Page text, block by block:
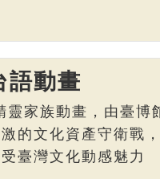
語動畫
家族動畫，由臺博
的文化資產守衛戰
臺灣文化動感魅力